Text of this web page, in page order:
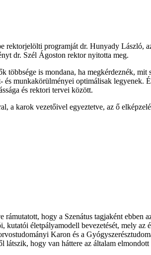
rektorjelölti programját dr. Hunyady
dr. Szél Ágoston rektor nyitotta meg.
is mondana, ha megkérdeznék, mit
munkakörülményei optimálisak legyenek.
és rektori tervei között.
karok vezetőivel egyeztetve, az ő
hogy a Szenátus tagjaként ebben
életpályamodell bevezetését, mely
Karon és a
hogy van háttere az általam